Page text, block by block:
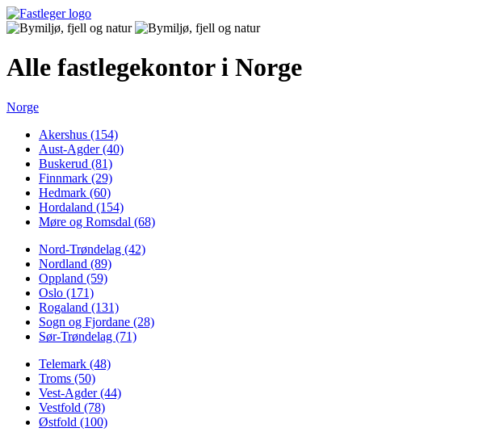
Alle fastlegekontor i Norge
Norge
Akershus (154)
Aust-Agder (40)
Buskerud (81)
Finnmark (29)
Hedmark (60)
Hordaland (154)
Møre og Romsdal (68)
Nord-Trøndelag (42)
Nordland (89)
Oppland (59)
Oslo (171)
Rogaland (131)
Sogn og Fjordane (28)
Sør-Trøndelag (71)
Telemark (48)
Troms (50)
Vest-Agder (44)
Vestfold (78)
Østfold (100)